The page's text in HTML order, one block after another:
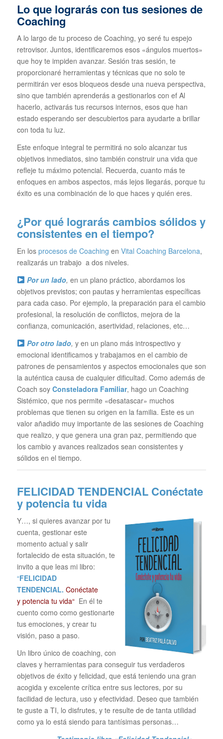
Lo que lograrás con tus sesiones de
Coaching
A lo largo de tu proceso de Coaching, yo seré tu espejo
retrovisor. Juntos, identificaremos esos «ángulos muertos»
que hoy te impiden avanzar. Sesión tras sesión, te
proporcionaré herramientas y técnicas que no solo te
permitirán ver esos bloqueos desde una nueva perspectiva,
sino que también aprenderás a gestionarlos con ef Al
hacerlo, activarás tus recursos internos, esos que han
estado esperando ser descubiertos para ayudarte a brillar
con toda tu luz.
Este enfoque integral te permitirá no solo alcanzar tus
objetivos inmediatos, sino también construir una vida que
refleje tu máximo potencial. Recuerda, cuanto más te
enfoques en ambos aspectos, más lejos llegarás, porque tu
éxito es una combinación de lo que haces y quién eres.
¿Por qué lograrás cambios sólidos y
consistentes en el tiempo?
En los procesos de Coaching en Vital Coaching Barcelona,
realizarás un trabajo a dos niveles.
Por un lado, en un plano práctico, abordamos los
objetivos previstos; con pautas y herramientas específicas
para cada caso. Por ejemplo, la preparación para el cambio
profesional, la resolución de conflictos, mejora de la
confianza, comunicación, asertividad, relaciones, etc…
Por otro lado, y en un plano más introspectivo y
emocional identificamos y trabajamos en el cambio de
patrones de pensamientos y aspectos emocionales que son
la auténtica causa de cualquier dificultad. Como además de
Coach soy Consteladora Familiar, hago un Coaching
Sistémico, que nos permite «desatascar» muchos
problemas que tienen su origen en la familia. Este es un
valor añadido muy importante de las sesiones de Coaching
que realizo, y que genera una gran paz, permitiendo que
los cambio y avances realizados sean consistentes y
sólidos en el tiempo.
FELICIDAD TENDENCIAL Conéctate
y potencia tu vida
Y…, si quieres avanzar por tu
cuenta, gestionar este
momento actual y salir
fortalecido de esta situación, te
invito a que leas mi libro:
“FELICIDAD
TENDENCIAL. Conéctate
y potencia tu vida“ En él te
cuento como como gestionarte
tus emociones, y crear tu
visión, paso a paso.
Un libro único de coaching, con
claves y herramientas para conseguir tus verdaderos
objetivos de éxito y felicidad, que está teniendo una gran
acogida y excelente crítica entre sus lectores, por su
facilidad de lectura, uso y efectividad. Deseo que también
te guste a TI, lo disfrutes, y te resulte de de tanta utilidad
como ya lo está siendo para tantísimas personas…